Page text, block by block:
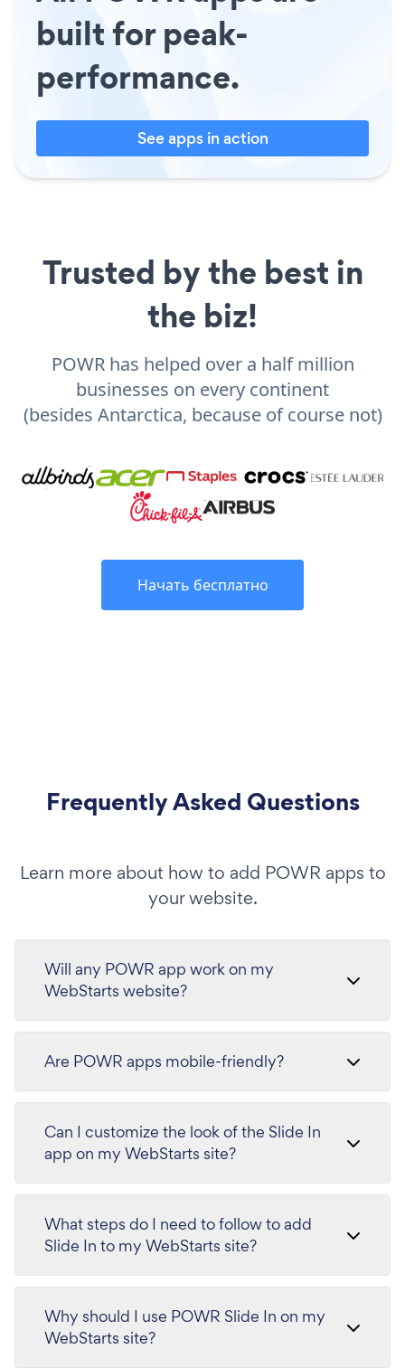
built for peak-
performance.
See apps in action
Trusted by the best in
the biz!
POWR has helped over a half million
businesses on every continent
(besides Antarctica, because of course not)
Начать бесплатно
Frequently Asked Questions
Learn more about how to add POWR apps to
your website.
Will any POWR app work on my
WebStarts website?
Are POWR apps mobile-friendly?
Can I customize the look of the Slide In
app on my WebStarts site?
What steps do I need to follow to add
Slide In to my WebStarts site?
Why should I use POWR Slide In on my
WebStarts site?